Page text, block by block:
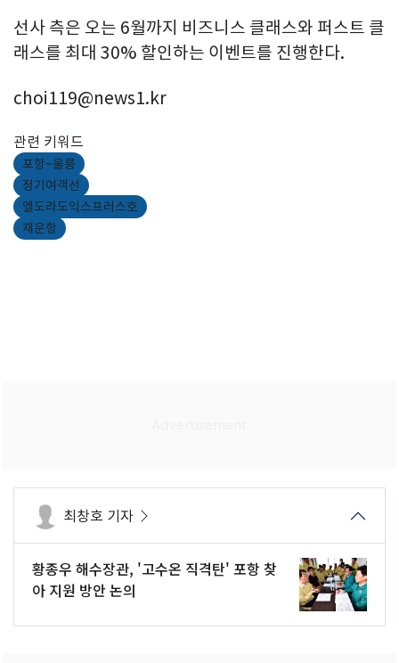
선사 측은 오는 6월까지 비즈니스 클래스와 퍼스트 클
래스를 최대 30% 할인하는 이벤트를 진행한다.
choi119@news1.kr
관련 키워드
포항~울릉
정기여객선
엘도라도익스프러스호
재운항
최창호 기자
황종우 해수장관, '고수온 직격탄' 포항 찾
아 지원 방안 논의